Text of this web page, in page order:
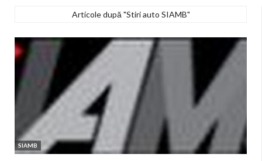
Articole după "Stiri auto SIAMB"
SIAMB